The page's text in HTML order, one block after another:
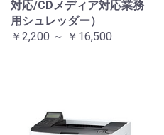
対応/CDメディア対応業務
用シュレッダー）
￥2,200 ～ ￥16,500